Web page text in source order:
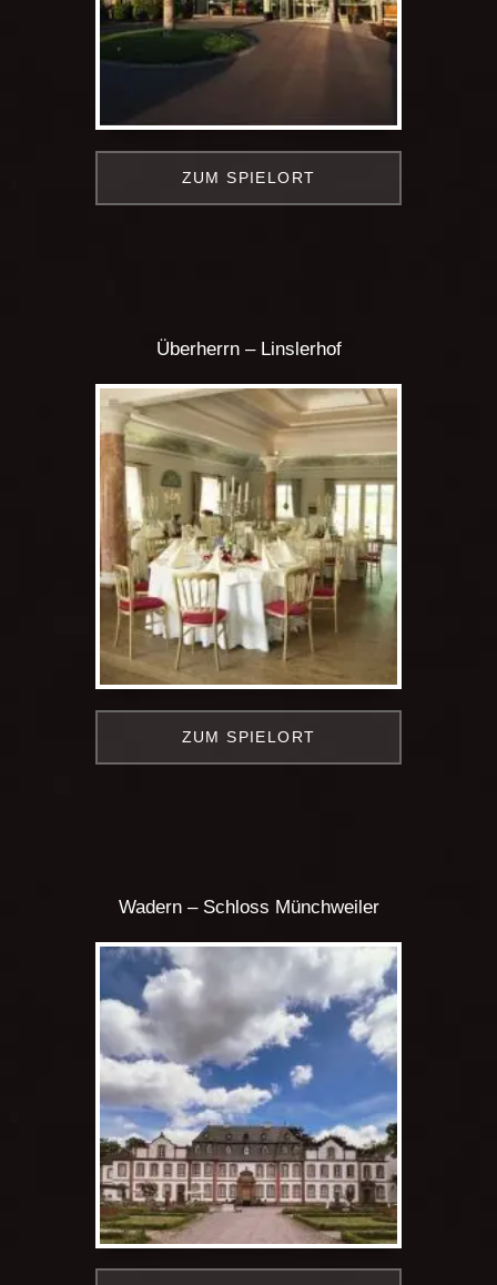
ZUM SPIELORT
Überherrn – Linslerhof
ZUM SPIELORT
Wadern – Schloss Münchweiler